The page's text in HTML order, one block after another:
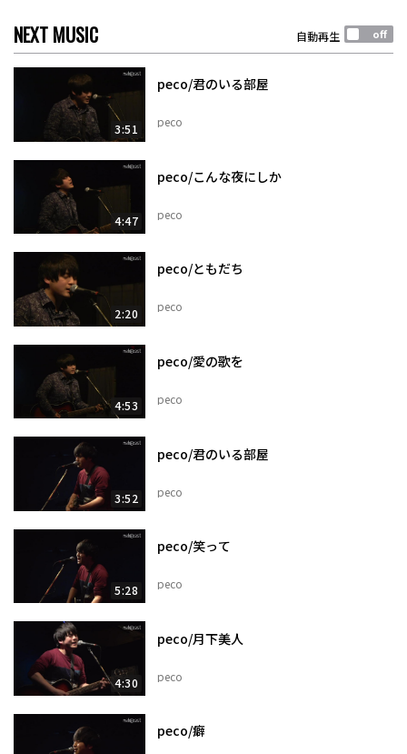
NEXT MUSIC 自動再生
3:51
peco/君のいる部屋
peco
4:47
peco/こんな夜にしか
peco
2:20
peco/ともだち
peco
4:53
peco/愛の歌を
peco
3:52
peco/君のいる部屋
peco
5:28
peco/笑って
peco
4:30
peco/月下美人
peco
peco/癖